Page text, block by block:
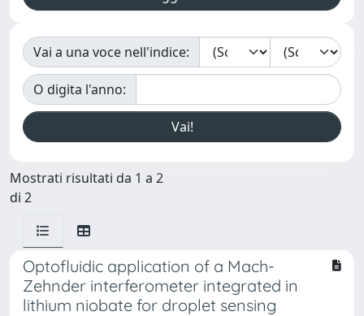
Vai a una voce nell'indice:
O digita l'anno:
Mostrati risultati da 1 a 2
di 2
Optofluidic application of a Mach-
Zehnder interferometer integrated in
lithium niobate for droplet sensing